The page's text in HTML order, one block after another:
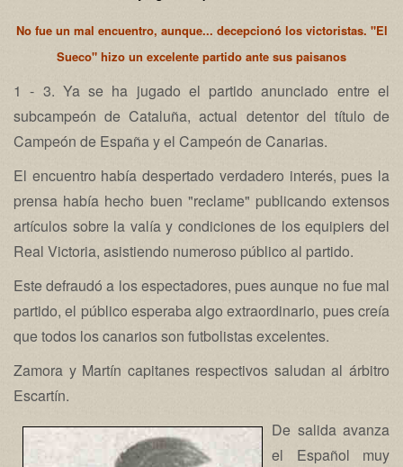
No fue un mal encuentro, aunque... decepcionó los victoristas. "El
Sueco" hizo un excelente partido ante sus paisanos
1 - 3. Ya se ha jugado el partido anunciado entre el
subcampeón de Cataluña, actual detentor del título de
Campeón de España y el Campeón de Canarias.
El encuentro había despertado verdadero interés, pues la
prensa había hecho buen "reclame" publicando extensos
artículos sobre la valía y condiciones de los equipiers del
Real Victoria, asistiendo numeroso público al partido.
Este defraudó a los espectadores, pues aunque no fue mal
partido, el público esperaba algo extraordinario, pues creía
que todos los canarios son futbolistas excelentes.
Zamora y Martín capitanes respectivos saludan al árbitro
Escartín.
De salida avanza
el Español muy